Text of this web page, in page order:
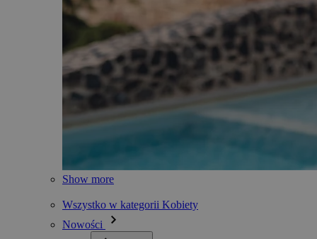
Show more
Wszystko w kategorii Kobiety
Nowości